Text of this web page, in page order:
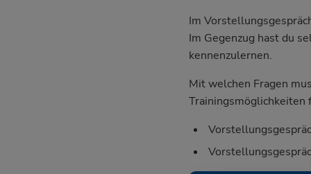
Im
Im Gegenzug hast du
kennenzulernen.
Mit welchen Fragen
Trainingsmöglichkeiten